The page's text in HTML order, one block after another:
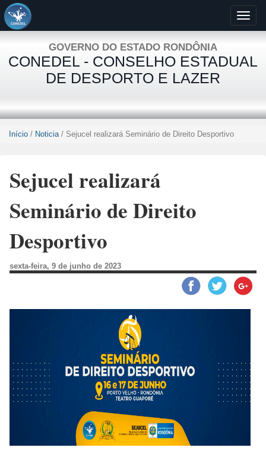
GOVERNO DO ESTADO RONDÔNIA
CONEDEL - CONSELHO ESTADUAL
DE DESPORTO E LAZER
Início / Noticia/ Sejucel realizará Seminário de Direito Desportivo
Sejucel realizará
Seminário de Direito
Desportivo
sexta-feira, 9 de junho de 2023